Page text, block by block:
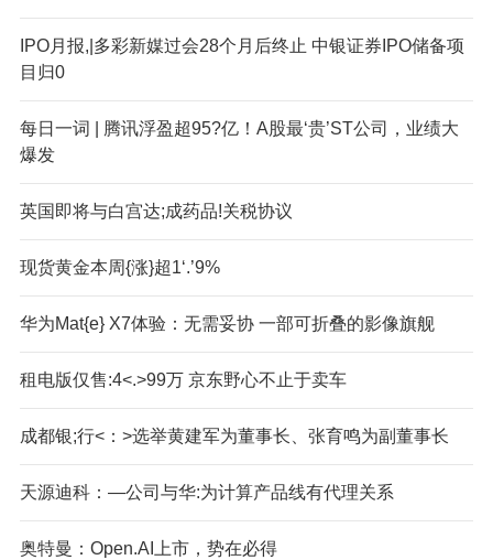
IPO月报,|多彩新媒过会28个月后终止 中银证券IPO储备项
目归0
每日一词 | 腾讯浮盈超95?亿！A股最‘贵’ST公司，业绩大
爆发
英国即将与白宫达;成药品!关税协议
现货黄金本周{涨}超1‘.’9%
华为Mat{e} X7体验：无需妥协 一部可折叠的影像旗舰
租电版仅售:4<.>99万 京东野心不止于卖车
成都银;行<：>选举黄建军为董事长、张育鸣为副董事长
天源迪科：—公司与华:为计算产品线有代理关系
奥特曼：Open.AI上市，势在必得